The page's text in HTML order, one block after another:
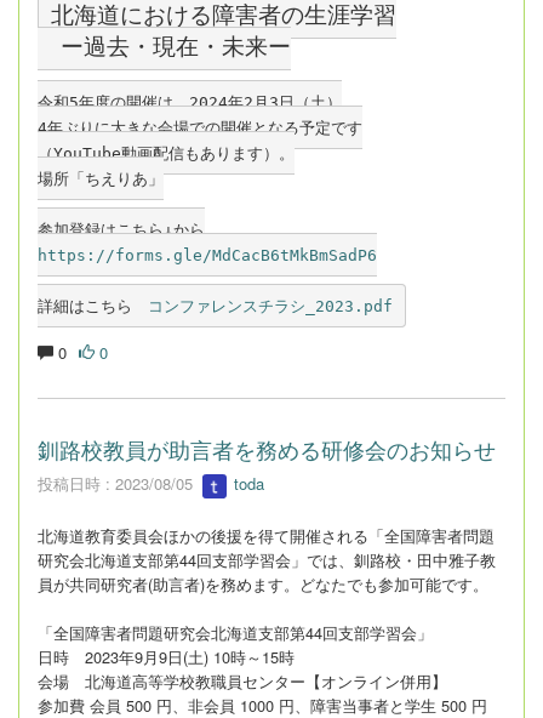
北海道における障害者の生涯学習
ー過去・現在・未来ー
令和5年度の開催は、2024年2月3日（土）
4年ぶりに大きな会場での開催となる予定です
（YouTube動画配信もあります）。
場所「ちえりあ」
参加登録はこちら↓から
https://forms.gle/MdCacB6tMkBmSadP6
詳細はこちら コンファレンスチラシ_2023.pdf
0 0
釧路校教員が助言者を務める研修会のお知らせ
投稿日時 : 2023/08/05 toda
北海道教育委員会ほかの後援を得て開催される「全国障害者問題
研究会北海道支部第44回支部学習会」では、釧路校・田中雅子教
員が共同研究者(助言者)を務めます。どなたでも参加可能です。
「全国障害者問題研究会北海道支部第44回支部学習会」
日時 2023年9月9日(土) 10時～15時
会場 北海道高等学校教職員センター【オンライン併用】
参加費 会員 500 円、非会員 1000 円、障害当事者と学生 500 円